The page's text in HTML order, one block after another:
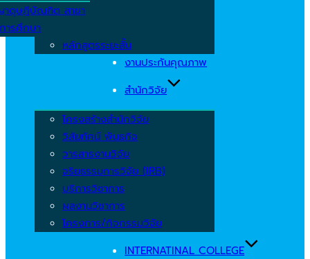
ดุษฎีบัณฑิต สาขา
ารศึกษา
หลักสูตรระยะสั้น
งานประกันคุณภาพ
สำนักวิจัย
โครงสร้างสำนักวิจัย
วิสัยทัศน์ พันธกิจ
วารสารงานวิจัย
จริยธรรมการวิจัย (IRB)
บริการวิชาการ
ผลงานวิชาการ
โครงการ/กิจกรรมวิจัย
INTERNATINAL COLLEGE